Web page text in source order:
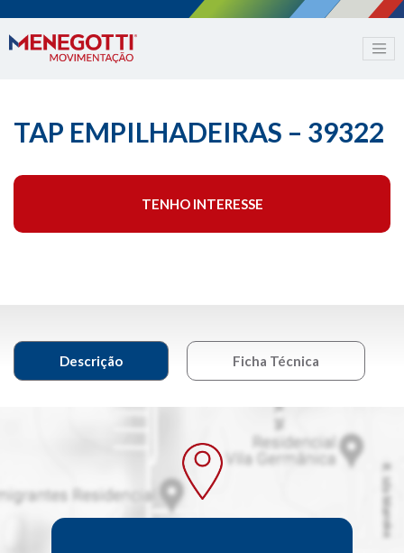
TAP EMPILHADEIRAS – 39322
TENHO INTERESSE
Descrição Ficha Técnica